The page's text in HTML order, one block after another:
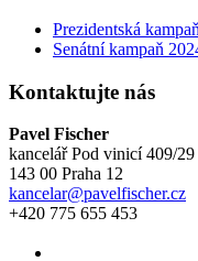
Prezidentská
Senátní kampaň
Kontaktujte nás
Pavel Fischer
kancelář Pod vinicí 409/29
143 00 Praha 12
kancelar@pavelfischer.cz
+420 775 655 453